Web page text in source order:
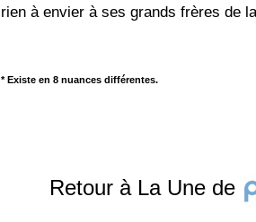
rien à envier à ses grands frères de
* Existe en 8 nuances différentes.
Retour à La Une de